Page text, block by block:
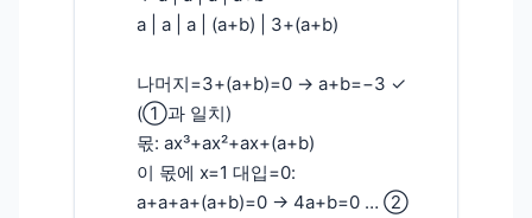
a | a | a | (a+b) | 3+(a+b)
나머지=3+(a+b)=0 → a+b=−3 ✓
(①과 일치)
몫: ax³+ax²+ax+(a+b)
이 몫에 x=1 대입=0:
a+a+a+(a+b)=0 → 4a+b=0 … ②